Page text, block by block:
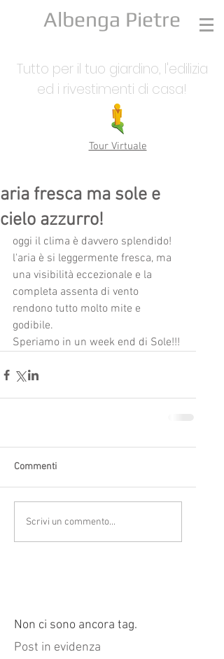
Albenga Pietre
Tutto per il tuo giardino, l'edilizia
ed i rivestimenti di casa!
Tour Virtuale
aria fresca ma sole e
cielo azzurro!
oggi il clima è davvero splendido!
l'aria è si leggermente fresca, ma
una visibilità eccezionale e la
completa assenta di vento
rendono tutto molto mite e
godibile.
Speriamo in un week end di Sole!!!
Commenti
Scrivi un commento...
Non ci sono ancora tag.
Post in evidenza